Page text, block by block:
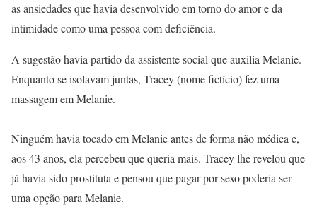
as ansiedades que havia desenvolvido em torno do amor e da
intimidade como uma pessoa com deficiência.
A sugestão havia partido da assistente social que auxilia Melanie.
Enquanto se isolavam juntas, Tracey (nome fictício) fez uma
massagem em Melanie.
Ninguém havia tocado em Melanie antes de forma não médica e,
aos 43 anos, ela percebeu que queria mais. Tracey lhe revelou que
já havia sido prostituta e pensou que pagar por sexo poderia ser
uma opção para Melanie.